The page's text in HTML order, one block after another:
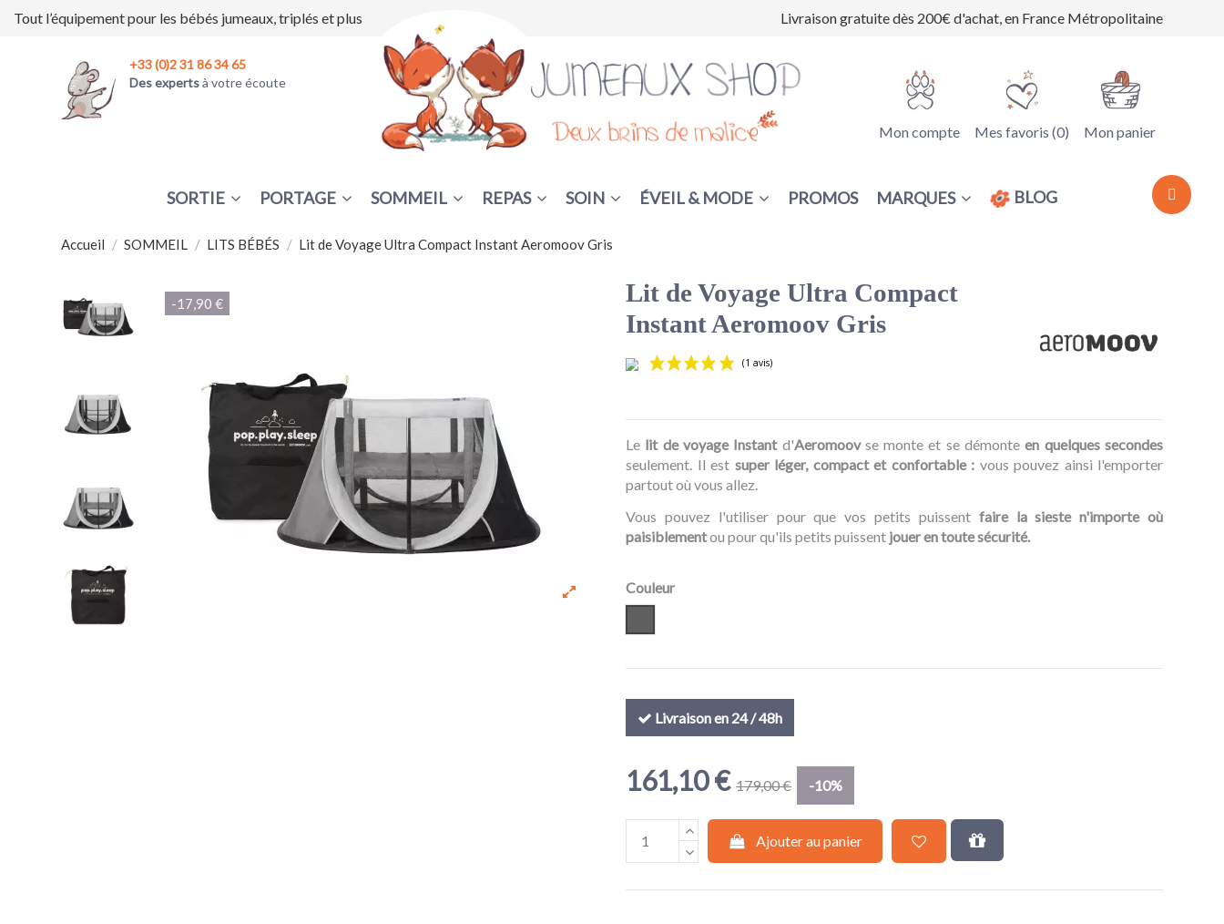
Tout l’équipement pour les bébés jumeaux, triplés et plus Livraison gratuite dès 200€ d'achat, en France Métropolitaine
Mon compte Mes favoris (0) Mon panier
+33 (0)2 31 86 34 65
Des expertsà votre écoute
SORTIE PORTAGE SOMMEIL REPAS SOIN ÉVEIL & MODE PROMOS MARQUES BLOG
Accueil SOMMEIL LITS BÉBÉS Lit de Voyage Ultra Compact Instant Aeromoov Gris
-17,90 €
Lit de Voyage Ultra Compact
Instant Aeromoov Gris
Le lit de voyage Instantd'Aeromoovse monte et se démonteen quelques secondes
seulement. Il est super léger, compact et confortable : vous pouvez ainsi l'emporter
partout où vous allez.
Vous pouvez l'utiliser pour que vos petits puissent faire la sieste n'importe où
paisiblementou pour qu'ils petits puissent jouer en toute sécurité.
Couleur
Livraison en 24 / 48h
161,10 € 179,00 € -10%
Ajouter au panier